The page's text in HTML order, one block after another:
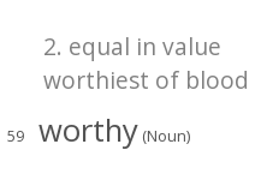
2. equal in value
worthiest of blood
59 worthy (Noun)